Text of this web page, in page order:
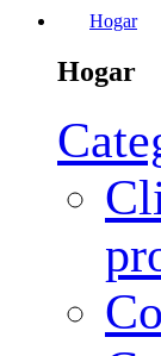
Hogar
Hogar